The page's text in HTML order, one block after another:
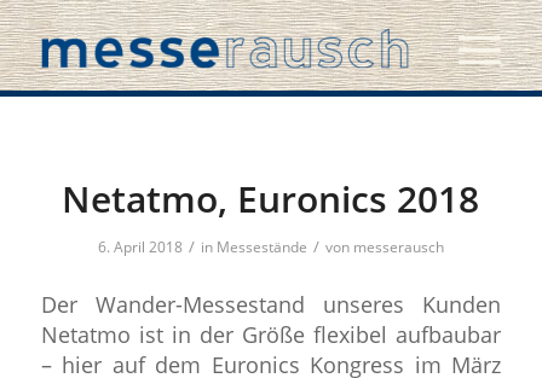
Netatmo, Euronics 2018
6. April 2018 / in Messestände / von messerausch
Der Wander-Messestand unseres Kunden
Netatmo ist in der Größe flexibel aufbaubar
– hier auf dem Euronics Kongress im März